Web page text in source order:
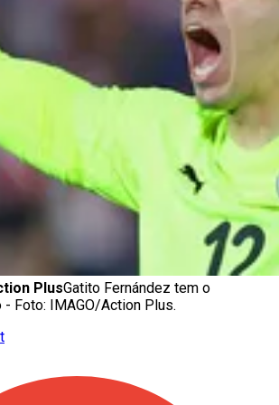
PlusGatito Fernández tem o
Foto: IMAGO/Action Plus.